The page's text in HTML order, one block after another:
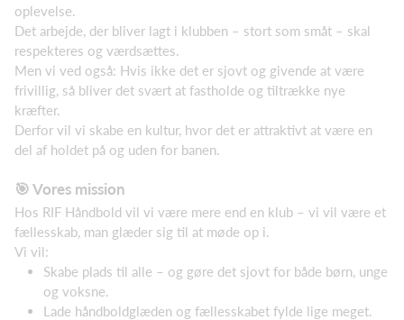
oplevelse.
Det arbejde, der bliver lagt i klubben – stort som småt – skal
respekteres og værdsættes.
Men vi ved også: Hvis ikke det er sjovt og givende at være
frivillig, så bliver det svært at fastholde og tiltrække nye
kræfter.
Derfor vil vi skabe en kultur, hvor det er attraktivt at være en
del af holdet på og uden for banen.
🎯 Vores mission
Hos RIF Håndbold vil vi være mere end en klub – vi vil være et
fællesskab, man glæder sig til at møde op i.
Vi vil:
Skabe plads til alle – og gøre det sjovt for både børn, unge
og voksne.
Lade håndboldglæden og fællesskabet fylde lige meget.